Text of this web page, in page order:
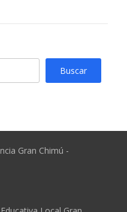
Buscar
Gran Chimú -